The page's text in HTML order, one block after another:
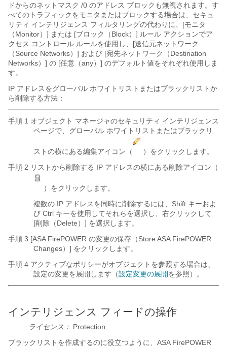
ドからのネットマスク /0 のアドレス ブロックも無視されます。す
べてのトラフィックをモニタまたはブロックする場合は、セキュ
リティ インテリジェンス フィルタリングの代わりに、[モニタ
（Monitor）] または [ブロック（Block）] ルール アクションでア
クセス コントロール ルールを使用し、[送信元ネットワーク
（Source Networks）] および [宛先ネットワーク（Destination
Networks）] の [任意（any）] のデフォルト値をそれぞれ使用しま
す。
IP アドレスをグローバル ホワイトリストまたはブラックリストか
ら削除する方法：
手順 1 オブジェクト マネージャのセキュリティ インテリジェンス
ページで、グローバル ホワイトリストまたはブラックリ
ストの横にある編集アイコン（
）をクリックします。
手順 2 リストから削除する IP アドレスの横にある削除アイコン（
）をクリックします。
複数の IP アドレスを同時に削除するには、Shift キーおよ
び Ctrl キーを使用してそれらを選択し、右クリックして
[削除（Delete）] を選択します。
手順 3 [ASA FirePOWER の変更の保存（Store ASA FirePOWER
Changes）] をクリックします。
手順 4 アクティブなポリシーがオブジェクトを参照する場合は、
設定の変更を展開します（設定変更の展開を参照）。
インテリジェンス フィードの操作
ライセンス： Protection
ブラックリストを作成するのに役立つように、ASA FirePOWER